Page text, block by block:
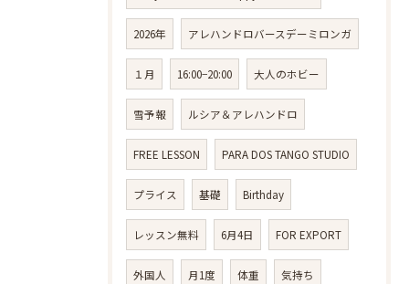
2026年 アレハンドロバースデーミロンガ
１月 16:00−20:00 大人のホビー
雪予報 ルシア＆アレハンドロ
FREE LESSON PARA DOS TANGO STUDIO
プライス 基礎 Birthday
レッスン無料 6月4日 FOR EXPORT
外国人 月1度 体重 気持ち